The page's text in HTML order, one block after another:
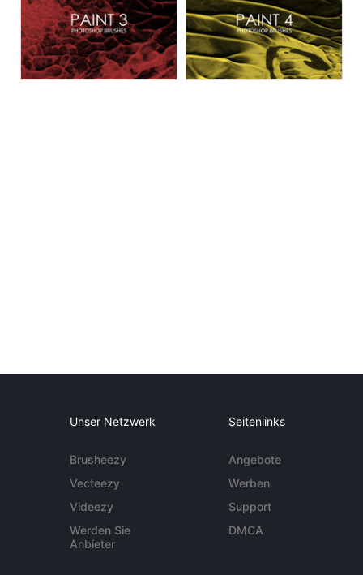
Unser Netzwerk
Brusheezy
Vecteezy
Videezy
Werden Sie
Anbieter
Seitenlinks
Angebote
Werben
Support
DMCA